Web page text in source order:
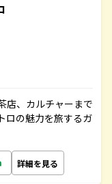
店、カルチャーまで
ロの魅力を旅するガ
詳細を見る